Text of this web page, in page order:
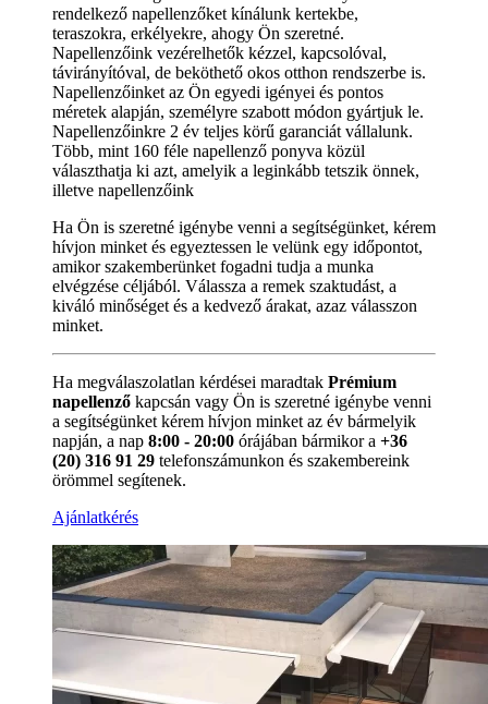
rendelkező napellenzőket kínálunk kertekbe,
teraszokra, erkélyekre, ahogy Ön szeretné.
Napellenzőink vezérelhetők kézzel, kapcsolóval,
távirányítóval, de beköthető okos otthon rendszerbe is.
Napellenzőinket az Ön egyedi igényei és pontos
méretek alapján, személyre szabott módon gyártjuk le.
Napellenzőinkre 2 év teljes körű garanciát vállalunk.
Több, mint 160 féle napellenző ponyva közül
választhatja ki azt, amelyik a leginkább tetszik önnek,
illetve napellenzőink
Ha Ön is szeretné igénybe venni a segítségünket, kérem
hívjon minket és egyeztessen le velünk egy időpontot,
amikor szakemberünket fogadni tudja a munka
elvégzése céljából. Válassza a remek szaktudást, a
kiváló minőséget és a kedvező árakat, azaz válasszon
minket.
Ha megválaszolatlan kérdései maradtak Prémium
napellenző kapcsán vagy Ön is szeretné igénybe venni
a segítségünket kérem hívjon minket az év bármelyik
napján, a nap 8:00 - 20:00 órájában bármikor a +36
(20) 316 91 29 telefonszámunkon és szakembereink
örömmel segítenek.
Ajánlatkérés